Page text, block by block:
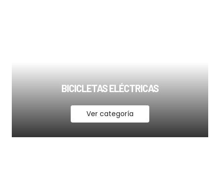
BICICLETAS ELÉCTRICAS
Ver categoría